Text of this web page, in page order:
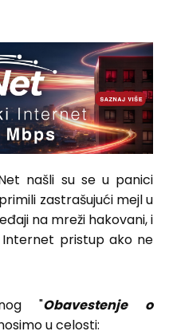
našli su se u panici
zastrašujući mejl u
na mreži hakovani, i
pristup ako ne
"Obavestenje o
u celosti: